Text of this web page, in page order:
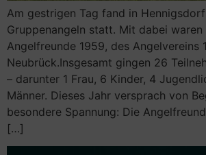
Am gestrigen Tag fand in
Gruppenangeln statt. Mit dabei waren
Angelfreunde 1959, des Angelvereins
Neubrück.Insgesamt gingen 26
– darunter 1 Frau, 6 Kinder, 4
Männer. Dieses Jahr versprach von
besondere Spannung: Die
[…]